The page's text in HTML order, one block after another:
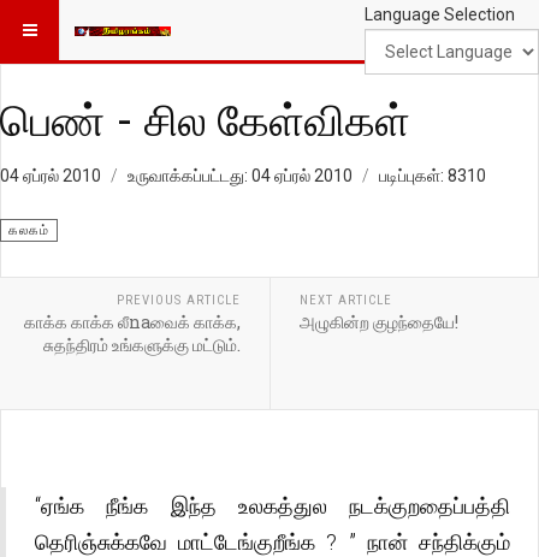
Language Selection
பெண் - சில கேள்விகள்
04 ஏப்ரல் 2010 உருவாக்கப்பட்டது: 04 ஏப்ரல் 2010 படிப்புகள்: 8310
கலகம்
PREVIOUS ARTICLE
காக்க காக்க லீnaவைக் காக்க,
சுதந்திரம் உங்களுக்கு மட்டும்.
NEXT ARTICLE
அழுகின்ற குழந்தையே!
“ஏங்க நீங்க இந்த உலகத்துல நடக்குறதைப்பத்தி
தெரிஞ்சுக்கவே மாட்டேங்குறீங்க ? ” நான் சந்திக்கும்